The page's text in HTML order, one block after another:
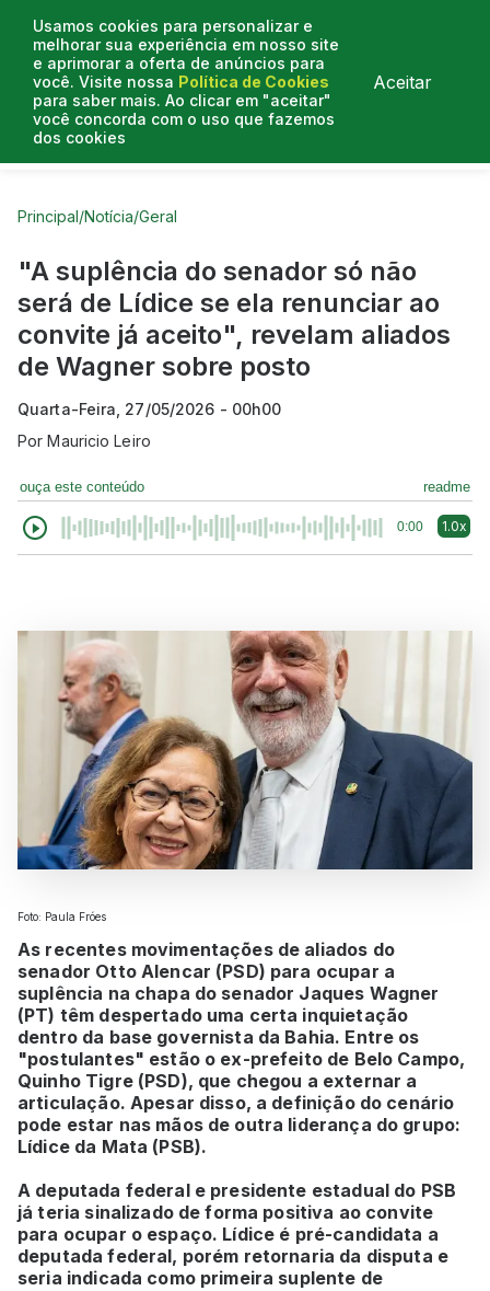
Usamos cookies para personalizar e
melhorar sua experiência em nosso site
e aprimorar a oferta de anúncios para
você. Visite nossa Política de Cookies
para saber mais. Ao clicar em "aceitar"
você concorda com o uso que fazemos
dos cookies
Aceitar
Curtas do Poder
Principal/Notícia/Geral
"A suplência do senador só não
será de Lídice se ela renunciar ao
convite já aceito", revelam aliados
de Wagner sobre posto
Quarta-Feira, 27/05/2026 - 00h00
PorMauricio Leiro
ouça este conteúdo readme
0:00 1.0x
Foto: Paula Fróes
As recentes movimentações de aliados do
senador Otto Alencar (PSD) para ocupar a
suplência na chapa do senador Jaques Wagner
(PT) têm despertado uma certa inquietação
dentro da base governista da Bahia. Entre os
"postulantes" estão o ex-prefeito de Belo Campo,
Quinho Tigre (PSD), que chegou a externar a
articulação. Apesar disso, a definição do cenário
pode estar nas mãos de outra liderança do grupo:
Lídice da Mata (PSB).
A deputada federal e presidente estadual do PSB
já teria sinalizado de forma positiva ao convite
para ocupar o espaço. Lídice é pré-candidata a
deputada federal, porém retornaria da disputa e
seria indicada como primeira suplente de